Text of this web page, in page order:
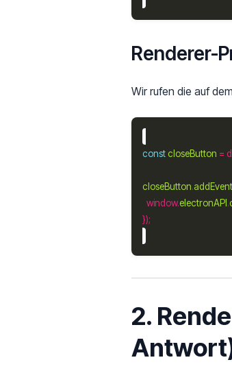
Renderer-
Wir rufen die auf dem
const closeButton =
closeButton.
  window.
electronAPI .
2.